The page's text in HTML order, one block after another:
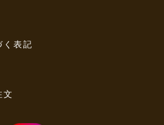
く表記
文